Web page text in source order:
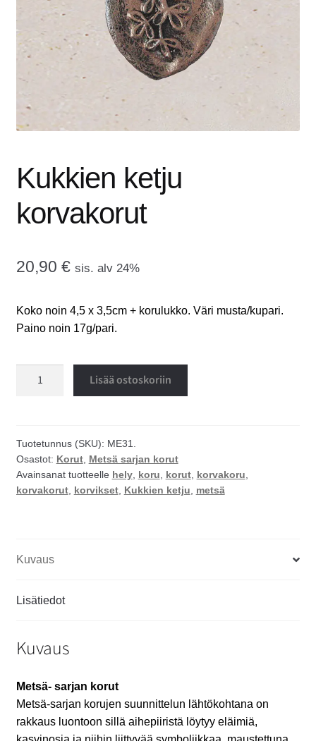
tason
valikko
OTA YHTEYTTÄ
GALLERIA
MAINOSMÖRKÖ
OSTOSKORI
Kukkien ketju
korvakorut
20,90 € sis. alv 24%
Koko noin 4,5 x 3,5cm + korulukko. Väri musta/kupari.
Paino noin 17g/pari.
Lisää ostoskoriin
Tuotetunnus (SKU): ME31.
Osastot: Korut, Metsä sarjan korut
Avainsanat tuotteelle hely, koru, korut, korvakoru,
korvakorut, korvikset, Kukkien ketju, metsä
Kuvaus
Lisätiedot
Kuvaus
Metsä- sarjan korut
Metsä-sarjan korujen suunnittelun lähtökohtana on
rakkaus luontoon sillä aihepiiristä löytyy eläimiä,